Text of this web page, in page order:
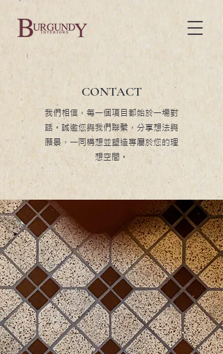
CONTACT
我們相信，每一個項目都始於一場對
話。誠邀您與我們聯繫，分享想法與
願景， 一同構想並塑造專屬於您的理
想空間。